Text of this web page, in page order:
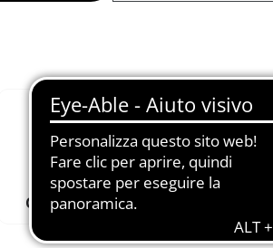
Creativi &
Combinabili
Funzioni